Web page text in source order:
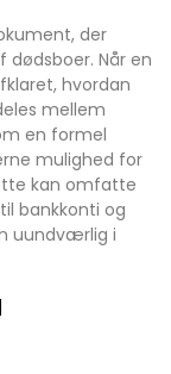
der
dødsboer. Når en
hvordan
mellem
en formel
mulighed for
kan omfatte
bankkonti og
uundværlig i